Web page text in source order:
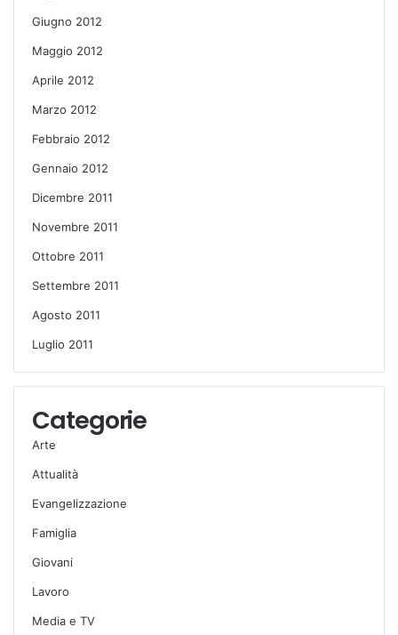
Giugno 2012
Maggio 2012
Aprile 2012
Marzo 2012
Febbraio 2012
Gennaio 2012
Dicembre 2011
Novembre 2011
Ottobre 2011
Settembre 2011
Agosto 2011
Luglio 2011
Categorie
Arte
Attualità
Evangelizzazione
Famiglia
Giovani
Lavoro
Media e TV